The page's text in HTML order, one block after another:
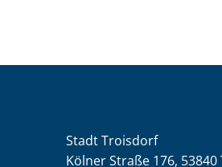
Stadt Troisdorf
Kölner Straße 176,